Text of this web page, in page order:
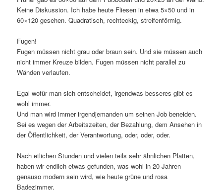
Keine Diskussion. Ich habe heute Fliesen in etwa 5×50 und in
60×120 gesehen. Quadratisch, rechteckig, streifenförmig.
Fugen!
Fugen müssen nicht grau oder braun sein. Und sie müssen auch
nicht immer Kreuze bilden. Fugen müssen nicht parallel zu
Wänden verlaufen.
Egal wofür man sich entscheidet, irgendwas besseres gibt es
wohl immer.
Und man wird immer irgendjemanden um seinen Job beneiden.
Sei es wegen der Arbeitszeiten, der Bezahlung, dem Ansehen in
der Öffentlichkeit, der Verantwortung, oder, oder, oder.
Nach etlichen Stunden und vielen teils sehr ähnlichen Platten,
haben wir endlich etwas gefunden, was wohl in 20 Jahren
genauso modern sein wird, wie heute grüne und rosa
Badezimmer.